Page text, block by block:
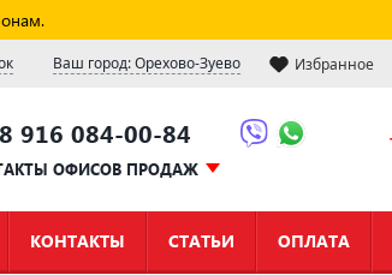
Ваш город: Орехово-Зуево Избранное
8 916 084-00-84
ОФИСОВ ПРОДАЖ
КОНТАКТЫ СТАТЬИ ОПЛАТА